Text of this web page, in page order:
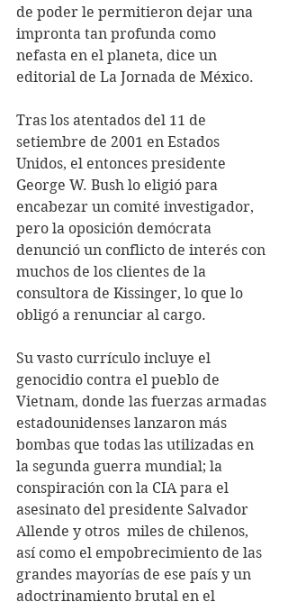
de poder le permitieron dejar una
impronta tan profunda como
nefasta en el planeta, dice un
editorial de La Jornada de México.
Tras los atentados del 11 de
setiembre de 2001 en Estados
Unidos, el entonces presidente
George W. Bush lo eligió para
encabezar un comité investigador,
pero la oposición demócrata
denunció un conflicto de interés con
muchos de los clientes de la
consultora de Kissinger, lo que lo
obligó a renunciar al cargo.
Su vasto currículo incluye el
genocidio contra el pueblo de
Vietnam, donde las fuerzas armadas
estadounidenses lanzaron más
bombas que todas las utilizadas en
la segunda guerra mundial; la
conspiración con la CIA para el
asesinato del presidente Salvador
Allende y otros  miles de chilenos,
así como el empobrecimiento de las
grandes mayorías de ese país y un
adoctrinamiento brutal en el